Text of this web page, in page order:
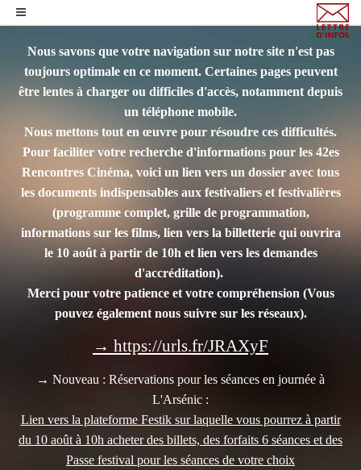
Nous savons que votre navigation sur notre site n'est pas
toujours optimale en ce moment. Certaines pages peuvent
être lentes à charger ou difficiles d'accès, notamment depuis
un téléphone mobile.
Nous mettons tout en œuvre pour résoudre ces difficultés.
Pour faciliter votre recherche d'informations pour les 42es
Rencontres Cinéma, voici un lien vers un dossier avec tous
les documents indispensables aux festivaliers et festivalières
(programme complet, grille de programmation,
informations sur les films, lien vers la billetterie qui ouvrira
le 10 août à partir de 10h et lien vers les demandes
d'accréditation).
Merci pour votre patience et votre compréhension (Vous
pouvez également nous suivre sur les réseaux).
→ https://urls.fr/JRAXyF
→ Nouveau : Réservations pour les séances en journée à
L'Arsénic :
Lien vers la plateforme Festik sur laquelle vous pourrez à partir
du 10 août à 10h acheter des billets, des forfaits 6 séances et des
Passe festival pour les séances de votre choix